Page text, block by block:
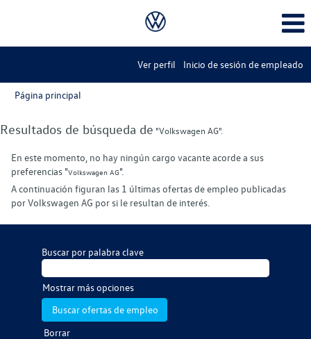
Ver perfil Inicio de sesión de empleado
Página principal
Resultados de búsqueda de "Volkswagen AG".
En este momento, no hay ningún cargo vacante acorde a sus
preferencias "Volkswagen AG".
A continuación figuran las 1 últimas ofertas de empleo publicadas
por Volkswagen AG por si le resultan de interés.
Buscar por palabra clave
Mostrar más opciones
Borrar